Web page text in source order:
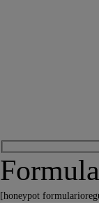
[honeypot